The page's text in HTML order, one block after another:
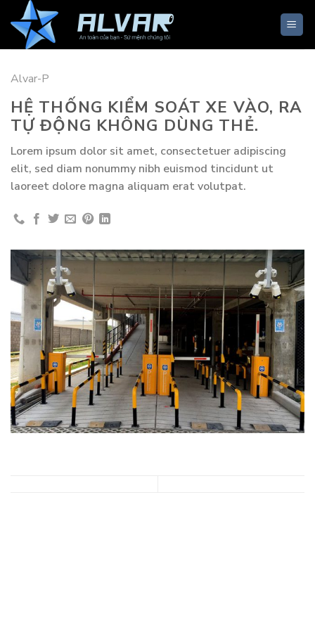
to
content
Alvar-P
HỆ THỐNG KIỂM SOÁT XE VÀO, RA
TỰ ĐỘNG KHÔNG DÙNG THẺ.
Lorem ipsum dolor sit amet, consectetuer adipiscing
elit, sed diam nonummy nibh euismod tincidunt ut
laoreet dolore magna aliquam erat volutpat.